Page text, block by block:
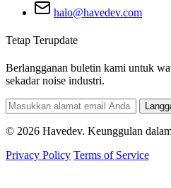
halo@havedev.com
Tetap Terupdate
Berlangganan buletin kami untuk
sekadar noise industri.
© 2026 Havedev. Keunggulan
Privacy Policy Terms of Service